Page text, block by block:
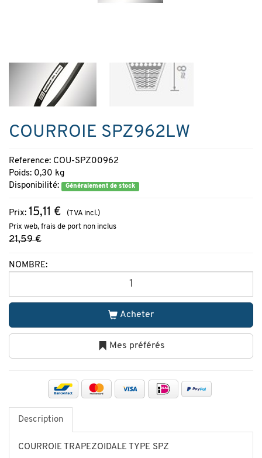
COURROIE SPZ962LW
Reference: COU-SPZ00962
Poids: 0,30 kg
Disponibilité:
Généralement de stock
Prix: 15,11 €
(TVA incl.)
Prix web, frais de port non inclus
21,59 €
NOMBRE:
Acheter
Mes préférés
Description
COURROIE TRAPEZOIDALE TYPE SPZ